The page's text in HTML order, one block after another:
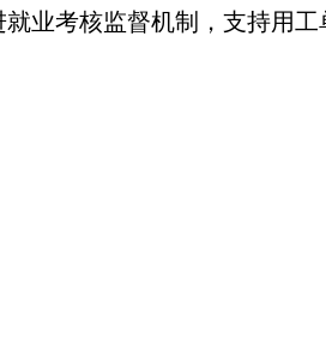
考核监督机制，支持用工